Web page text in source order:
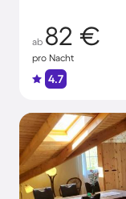
ab 82 €
pro Nacht
4.7